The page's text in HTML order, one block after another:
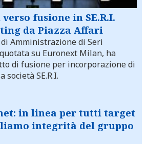
fusione in SE.R.I.
da Piazza Affari
Amministrazione di Seri
su Euronext Milan, ha
di fusione per incorporazione di
SE.R.I.
in linea per tutti target
integrità del gruppo